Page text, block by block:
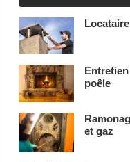
poêle
et gaz